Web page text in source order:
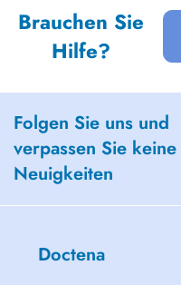
Brauchen Sie
Hilfe?
Folgen Sie uns und
verpassen Sie keine
Neuigkeiten
Doctena